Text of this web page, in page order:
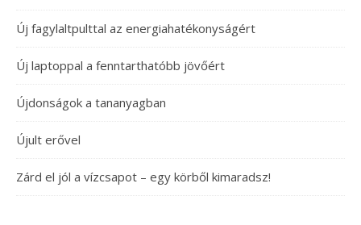
Új fagylaltpulttal az energiahatékonyságért
Új laptoppal a fenntarthatóbb jövőért
Újdonságok a tananyagban
Újult erővel
Zárd el jól a vízcsapot – egy körből kimaradsz!